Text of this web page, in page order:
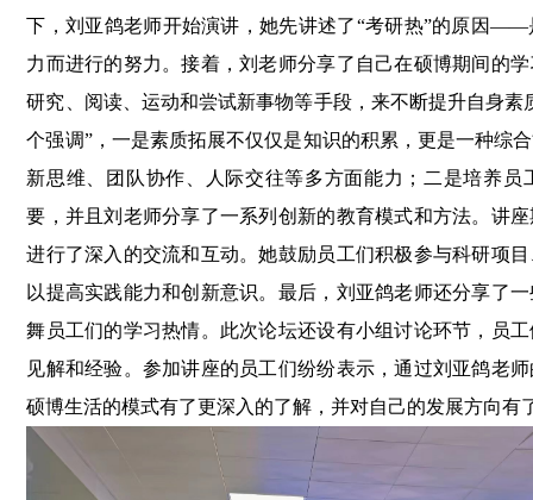
下，刘亚鸽老师开始演讲，她先讲述了“考研热”的原因
力而进行的努力。接着，刘老师分享了自己在硕博期间的
研究、阅读、运动和尝试新事物等手段，来不断提升自身素
个强调”，一是素质拓展不仅仅是知识的积累，更是一种综
新思维、团队协作、人际交往等多方面能力；二是培养员
要，并且刘老师分享了一系列创新的教育模式和方法。讲
进行了深入的交流和互动。她鼓励员工们积极参与科研项
以提高实践能力和创新意识。最后，刘亚鸽老师还分享了
舞员工们的学习热情。此次论坛还设有小组讨论环节，员
见解和经验。参加讲座的员工们纷纷表示，通过刘亚鸽老
硕博生活的模式有了更深入的了解，并对自己的发展方向有